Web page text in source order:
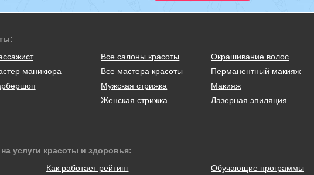
маникюра
Все салоны красоты
Все мастера красоты
Мужская стрижка
Женская стрижка
Окрашивание волос
Перманентный макияж
Макияж
Лазерная эпиляция
услуги красоты и здоровья:
Как работает рейтинг
Обучающие программы